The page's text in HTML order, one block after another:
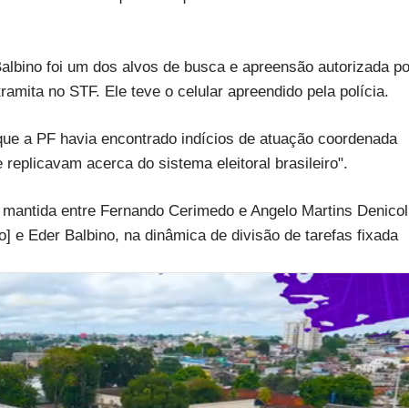
foi um dos alvos de busca e apreensão autorizada
no STF. Ele teve o celular apreendido pela polícia.
a PF havia encontrado indícios de atuação coordenada
acerca do sistema eleitoral brasileiro".
entre Fernando Cerimedo e Angelo Martins
e Eder Balbino, na dinâmica de divisão de tarefas fixada